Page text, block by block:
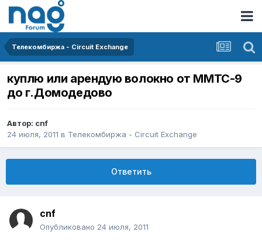
Телекомбиржа - Circuit Exchange
куплю или арендую волокно от ММТС-9
до г.Домодедово
Автор: cnf
24 июля, 2011 в Телекомбиржа - Circuit Exchange
Ответить
cnf
Опубликовано 24 июля, 2011